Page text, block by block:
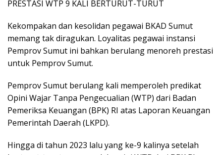
PRESTASI WTP 9 KALI BERTURUT-TURUT
Kekompakan dan kesolidan pegawai BKAD Sumut
memang tak diragukan. Loyalitas pegawai instansi
Pemprov Sumut ini bahkan berulang menoreh prestasi
untuk Pemprov Sumut.
Pemprov Sumut berulang kali memperoleh predikat
Opini Wajar Tanpa Pengecualian (WTP) dari Badan
Pemeriksa Keuangan (BPK) RI atas Laporan Keuangan
Pemerintah Daerah (LKPD).
Hingga di tahun 2023 lalu yang ke-9 kalinya setelah